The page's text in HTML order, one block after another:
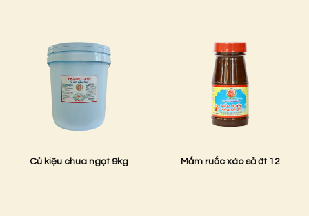
Củ kiệu chua ngọt 9kg Mắm ruốc xào sả ớt 12